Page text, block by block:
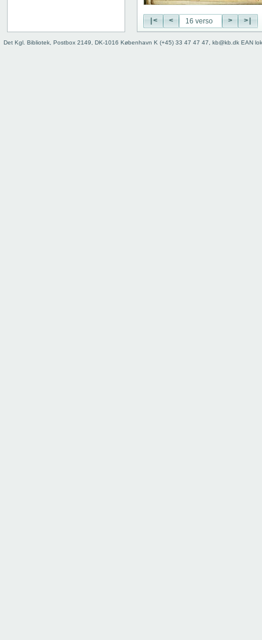
|< < > >|
Det Kgl. Bibliotek, Postbox 2149, DK-1016 København K (+45) 33 47 47 47, kb@kb.dk EAN